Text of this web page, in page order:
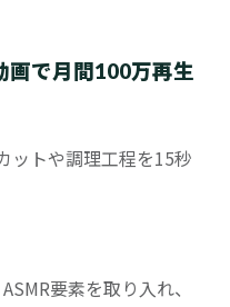
で月間100万再生
ットや調理工程を15秒
要素を取り入れ、